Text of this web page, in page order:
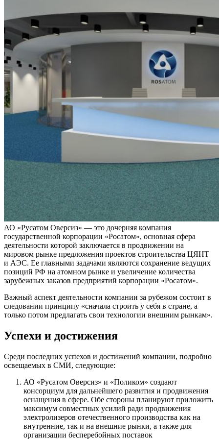
АО «Русатом Оверсиз» — это дочерняя компания
государственной корпорации «Росатом», основная сфера
деятельности которой заключается в продвижении на
мировом рынке предложения проектов строительства ЦЯНТ
и АЭС. Ее главными задачами являются сохранение ведущих
позиций РФ на атомном рынке и увеличение количества
зарубежных заказов предприятий корпорации «Росатом».
Важный аспект деятельности компании за рубежом состоит в
следовании принципу «сначала строить у себя в стране, а
только потом предлагать свои технологии внешним рынкам».
Успехи и достижения
Среди последних успехов и достижений компании, подробно
освещаемых в СМИ, следующие:
АО «Русатом Оверсиз» и «Поликом» создают
консорциум для дальнейшего развития и продвижения
оснащения в сфере. Обе стороны планируют приложить
максимум совместных усилий ради продвижения
электролизеров отечественного производства как на
внутренние, так и на внешние рынки, а также для
организации бесперебойных поставок